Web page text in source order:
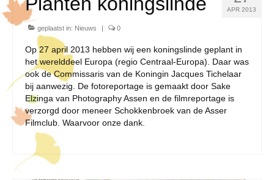
APR 2013
geplaatst in: Nieuws | 0
Op 27 april 2013 hebben wij een koningslinde geplant in
het werelddeel Europa (regio Centraal-Europa). Daar was
ook de Commissaris van de Koningin Jacques Tichelaar
bij aanwezig. De fotoreportage is gemaakt door Sake
Elzinga van Photography Assen en de filmreportage is
verzorgd door meneer Schokkenbroek van de Asser
Filmclub. Waarvoor onze dank.